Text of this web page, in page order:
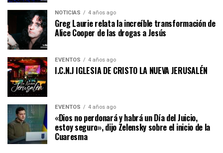
NOTICIAS 4 años ago
Greg Laurie relata la increíble transformación de
Alice Cooper de las drogas a Jesús
EVENTOS 4 años ago
I.C.N.J IGLESIA DE CRISTO LA NUEVA JERUSALÉN
EVENTOS 4 años ago
«Dios no perdonará y habrá un Día del Juicio,
estoy seguro», dijo Zelensky sobre el inicio de la
Cuaresma